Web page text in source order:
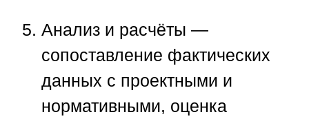
Анализ и расчёты —
сопоставление фактических
данных с проектными и
нормативными, оценка